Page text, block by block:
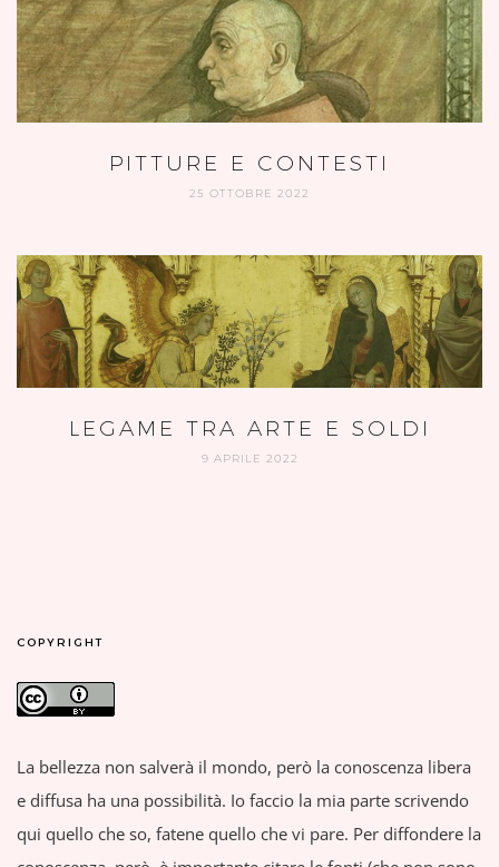
PITTURE E CONTESTI
25 OTTOBRE 2022
LEGAME TRA ARTE E SOLDI
9 APRILE 2022
COPYRIGHT
La bellezza non salverà il mondo, però la conoscenza libera
e diffusa ha una possibilità. Io faccio la mia parte scrivendo
qui quello che so, fatene quello che vi pare. Per diffondere la